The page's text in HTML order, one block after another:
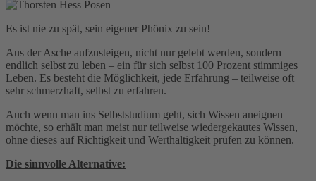
Es ist nie zu spät, sein eigener Phönix zu sein!
Aus der Asche aufzusteigen, nicht nur gelebt werden, sondern
endlich selbst zu leben – ein für sich selbst 100 Prozent stimmiges
Leben. Es besteht die Möglichkeit, jede Erfahrung – teilweise oft
sehr schmerzhaft, selbst zu erfahren.
Auch wenn man ins Selbststudium geht, sich Wissen aneignen
möchte, so erhält man meist nur teilweise wiedergekautes Wissen,
ohne dieses auf Richtigkeit und Werthaltigkeit prüfen zu können.
Die sinnvolle Alternative: